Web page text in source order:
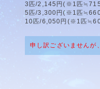
3匹/2,145円(※1匹
5匹/3,300円(※1匹
10匹/6,050円(※1匹
申し訳ございませんが